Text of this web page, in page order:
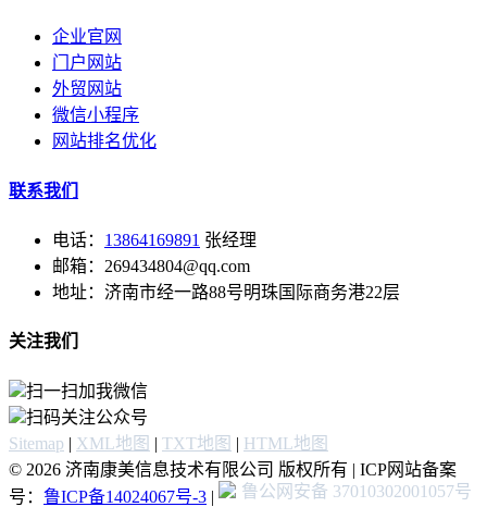
企业官网
门户网站
外贸网站
微信小程序
网站排名优化
联系我们
电话： 13864169891 张经理
邮箱：269434804@qq.com
地址：济南市经一路88号明珠国际商务港22层
关注我们
扫一扫加我微信
扫码关注公众号
Sitemap | XML地图 | TXT地图 | HTML地图
© 2026 济南康美信息技术有限公司 版权所有 | ICP网站备案
号： 鲁ICP备14024067号-3 | 鲁公网安备 37010302001057号